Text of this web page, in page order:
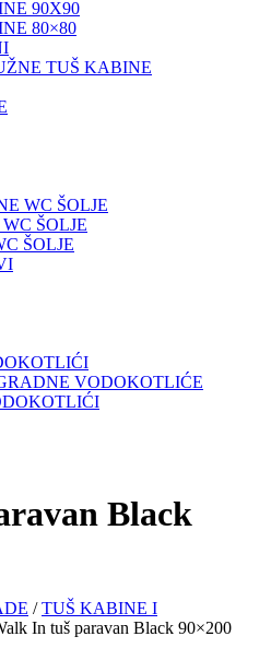
90X90
80×80
TUŠ KABINE
WC ŠOLJE
ŠOLJE
ŠOLJE
VODOKOTLIĆE
Black
/TUŠ KABINE I
In tuš paravan Black 90×200